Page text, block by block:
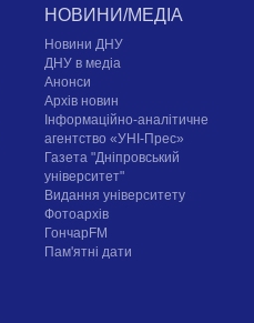
НОВИНИ/МЕДІА
Новини ДНУ
ДНУ в медіа
Анонси
Архів новин
Інформаційно-аналітичне
агентство «УНІ-Прес»
Газета "Дніпровський
університет"
Видання університету
Фотоархів
ГончарFM
Пам'ятні дати